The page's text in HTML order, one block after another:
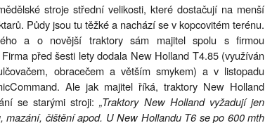
stroje střední velikosti, které dostačují na menší
Půdy jsou tu těžké a nachází se v kopcovitém terénu.
a o novější traktory sám majitel spolu s firmou
před šesti lety dodala New Holland T4.85 (využíván
obracečem a větším smykem) a v listopadu
Ale jak majitel říká, traktory New Holland
se starými stroji:„Traktory New Holland vyžadují jen
mazání, čištění apod. U New Hollandu T6 se po 600 mth